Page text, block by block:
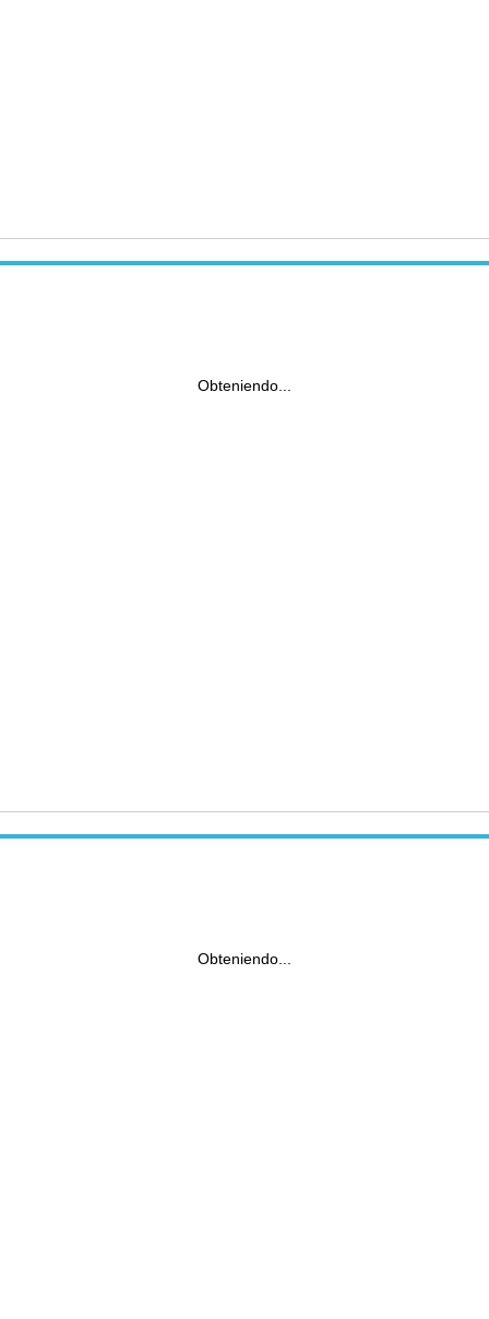
Obteniendo...
Obteniendo...